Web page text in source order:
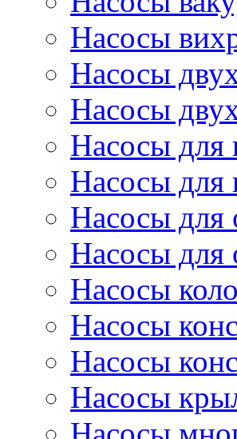
Насосы
Насосы
Насосы
Насосы для
Насосы для
Насосы для
Насосы для
Насосы
Насосы
Насосы
Насосы